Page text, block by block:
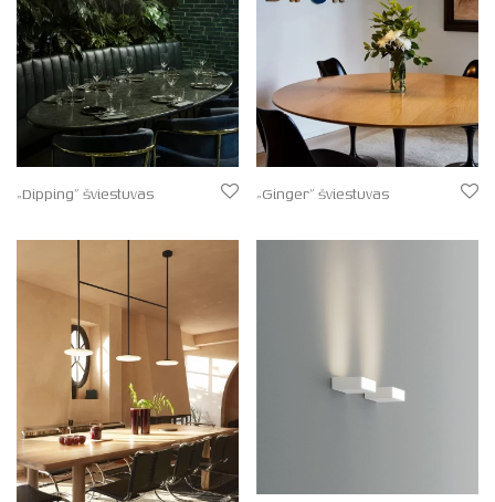
„Dipping” šviestuvas „Ginger” šviestuvas